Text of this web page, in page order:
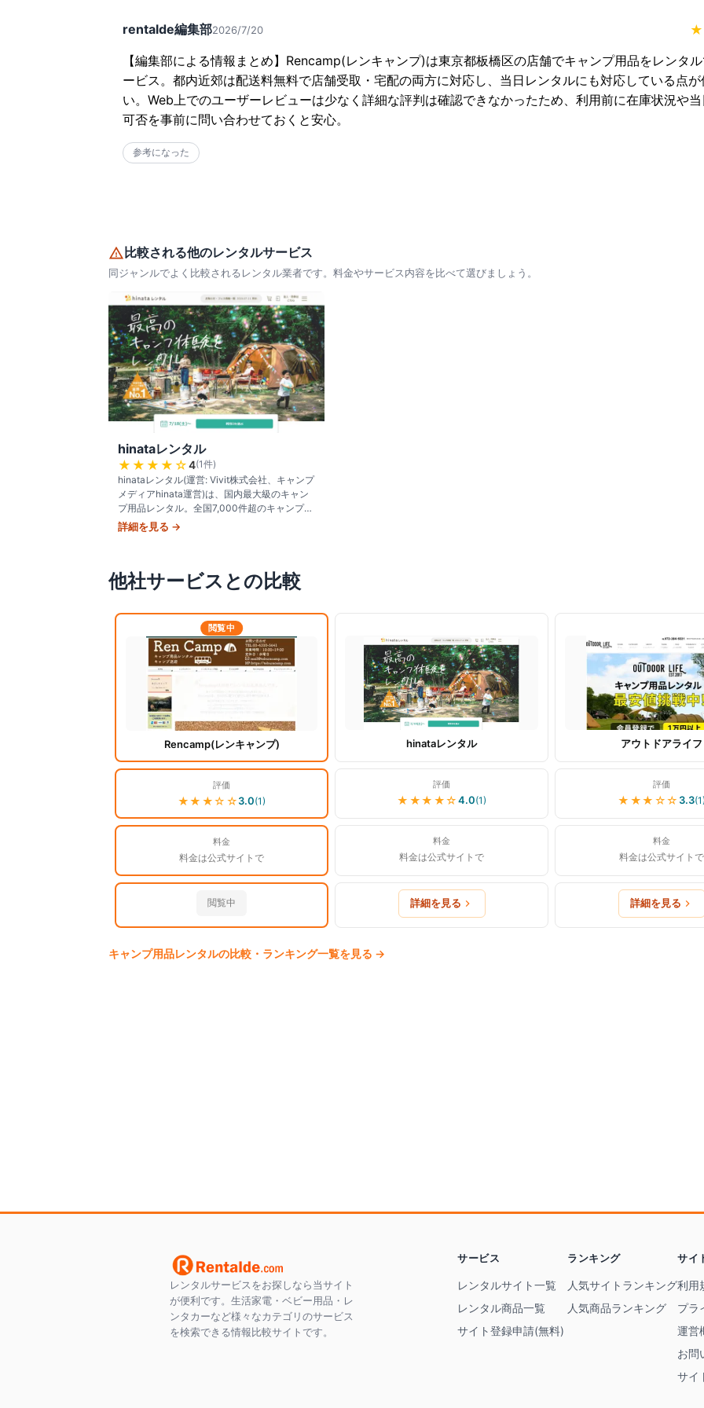
rentalde編集部2026/7/20
【編集部による情報まとめ】Rencamp(レンキャンプ)は東京都板橋区の店舗でキャンプ用品をレンタ
ービス。都内近郊は配送料無料で店舗受取・宅配の両方に対応し、当日レンタルにも対応している点
い。Web上でのユーザーレビューは少なく詳細な評判は確認できなかったため、利用前に在庫状況や
可否を事前に問い合わせておくと安心。
参考になった
比較される他のレンタルサービス
同ジャンルでよく比較されるレンタル業者です。料金やサービス内容を比べて選びましょう。
hinataレンタル
★★★★ ☆4(1件)
hinataレンタル(運営: Vivit株式会社、キャンプ
メディアhinata運営)は、国内最大級のキャン
プ用品レンタル。全国7,000件超のキャンプ
場・自宅へ配送可能、テントから調理器具ま
詳細を見る →
他社サービスとの比較
閲覧中
Rencamp(レンキャンプ) hinataレンタル アウトドアライフ
評価
★★★☆☆3.0(1)
評価
★★★★☆4.0(1)
評価
★★★ ☆☆ 3.3(1
料金
料金は公式サイトで
料金
料金は公式サイトで
料金
料金は公式サイトで
閲覧中 詳細を見る 詳細を見る
キャンプ用品レンタルの比較・ランキング一覧を見る →
レンタルサービスをお探しなら当サイト
が便利です。生活家電・ベビー用品・レ
ンタカーなど様々なカテゴリのサービス
を検索できる情報比較サイトです。
サービス
レンタルサイト一覧
レンタル商品一覧
サイト登録申請(無料)
ランキング
人気サイトランキング
人気商品ランキング
サイ
利用
プラ
運営
お問
サイ